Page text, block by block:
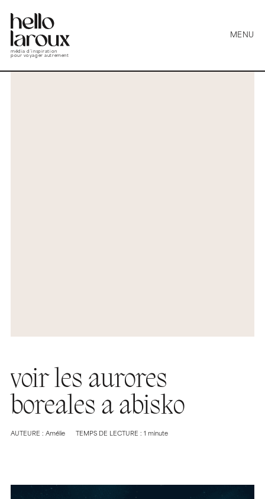
média d’inspiration
pour voyager autrement
MENU
voir les aurores
boreales a abisko
AUTEURE : Amélie TEMPS DE LECTURE : 1 minute